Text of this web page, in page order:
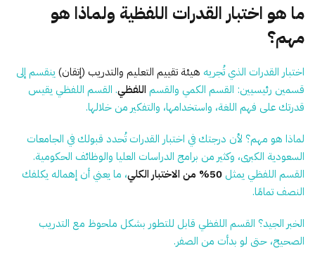
ما هو اختبار القدرات اللفظية ولماذا هو
مهم؟
اختبار القدرات الذي تُجريه هيئة تقييم التعليم والتدريب (إتقان) ينقسم إلى
قسمين رئيسيين: القسم الكمي والقسم اللفظي. القسم اللفظي يقيس
قدرتك على فهم اللغة، واستخدامها، والتفكير من خلالها.
لماذا هو مهم؟ لأن درجتك في اختبار القدرات تُحدد قبولك في الجامعات
السعودية الكبرى، وكثير من برامج الدراسات العليا والوظائف الحكومية.
القسم اللفظي يمثل 50% من الاختبار الكلي
، ما يعني أن إهماله يكلفك
النصف تمامًا.
الخبر الجيد؟ القسم اللفظي قابل للتطور بشكل ملحوظ مع التدريب
الصحيح، حتى لو بدأت من الصفر.